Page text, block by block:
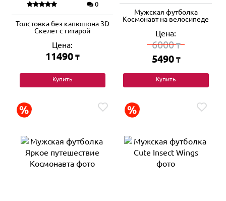
0
Толстовка без капюшона 3D
Скелет с гитарой
Цена:
11490 ₸
Купить
Мужская футболка
Космонавт на велосипеде
Цена:
6000₸
5490 ₸
Купить